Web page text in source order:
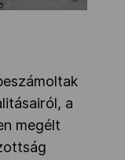
a
megélt